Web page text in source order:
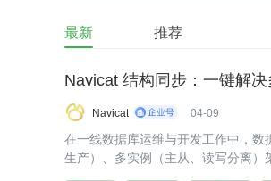
最新 推荐
Navicat 结构同步：一键解
Navicat 04-09
在一线数据库运维与开发工作中，数
生产）、多实例（主从、读写分离）